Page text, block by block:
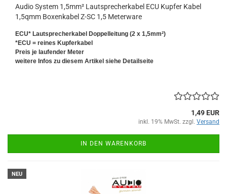
Audio System 1,5mm² Lautsprecherkabel ECU Kupfer Kabel
1,5qmm Boxenkabel Z-SC 1,5 Meterware
ECU* Lautsprecherkabel Doppelleitung (2 x 1,5mm²)
*ECU = reines Kupferkabel
Preis je laufender Meter
weitere Infos zu diesem Artikel siehe Detailseite
1,49 EUR
inkl. 19% MwSt. zzgl. Versand
IN DEN WARENKORB
NEU